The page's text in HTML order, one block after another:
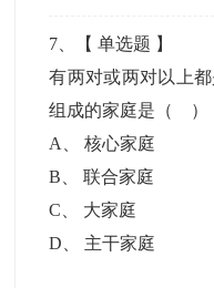
7 、【单选题 】
有两对或两对以上
组成的家庭是（ ）
A
、核心家庭
B 、联合家庭
C
大家庭
D
主干家庭